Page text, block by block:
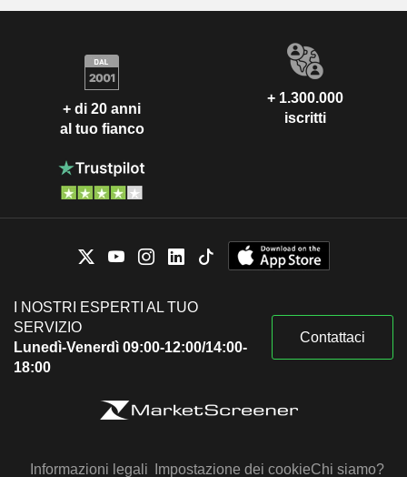
+ di 20 anni
al tuo fianco
+ 1.300.000
iscritti
I NOSTRI ESPERTI AL TUO
SERVIZIO
Lunedì-Venerdì 09:00-12:00/14:00-
18:00
Contattaci
Informazioni legali Impostazione dei cookieChi siamo?